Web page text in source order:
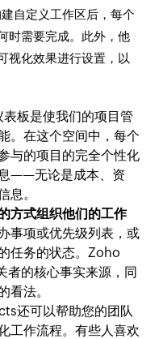
自定义工作区后，每个
时需要完成。此外，他
视化效果进行设置，以
板是使我们的项目管
。在这个空间中，每个
与的项目的完全个性化
——无论是成本、资
息。
方式组织他们的工作
事项或优先级列表，或
任务的状态。Zoho
者的核心事实来源，同
看法。
还可以帮助您的团队
工作流程。有些人喜欢